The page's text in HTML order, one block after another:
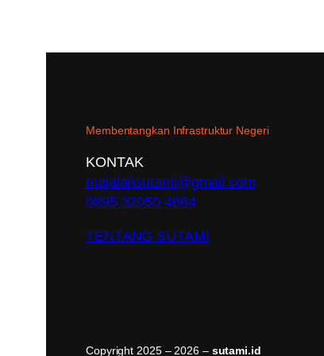
Membentangkan Infrastruktur Negeri
KONTAK
majalahsutami@gmail.com
0895 32050 4664
TENTANG SUTAMI
Copyright 2025 – 2026 – sutami.id